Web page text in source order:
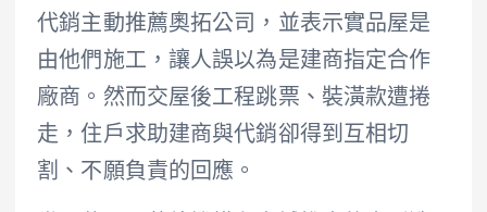
代銷主動推薦奧拓公司，並表示實品屋是
由他們施工，讓人誤以為是建商指定合作
廠商。然而交屋後工程跳票、裝潢款遭捲
走，住戶求助建商與代銷卻得到互相切
割、不願負責的回應。